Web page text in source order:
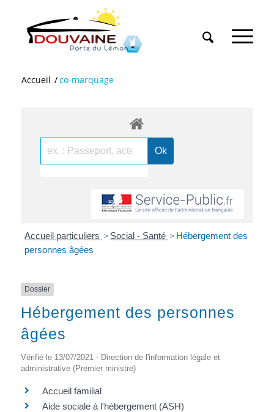
Accueil /co-marquage
Accueil particuliers > Social - Santé > Hébergement des
personnes âgées
Dossier
Hébergement des personnes
âgées
Vérifié le 13/07/2021 - Direction de l'information légale et
administrative (Premier ministre)
Accueil familial
Aide sociale à l'hébergement (ASH)